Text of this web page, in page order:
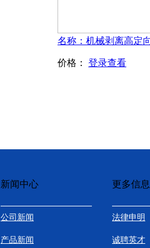
价格： 登录查看
新闻中心 更多信息
公司新闻
产品新闻
法律申明
诚聘英才